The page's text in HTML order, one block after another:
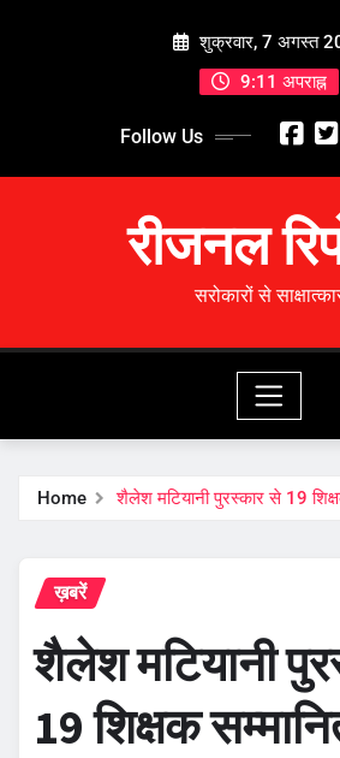
शुक्रवार, 7 अगस्त
9:11 अपराह्न
Follow Us
रीजनल
सरोकारों से
Home शैलेश मटियानी पुरस्कार से 19
ख़बरें
शैलेश मटियानी
19 शिक्षक